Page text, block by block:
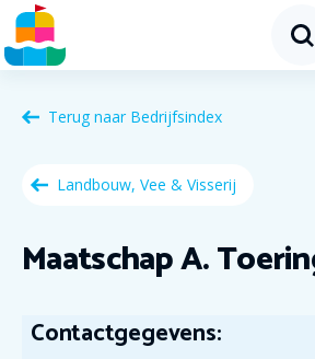
Terug naar Bedrijfsindex
Landbouw, Vee & Visserij
Maatschap A.
Contactgegevens: